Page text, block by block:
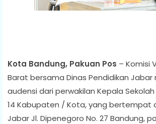
Kota Bandung, Pakuan Pos – Komisi
Barat bersama Dinas Pendidikan Jabar
audensi dari perwakilan Kepala Sekolah
14 Kabupaten / Kota, yang bertempat
Jabar Jl. Dipenegoro No. 27 Bandung,